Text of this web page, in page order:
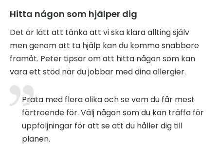
Hitta någon som hjälper dig
Det är lätt att tänka att vi ska klara allting själv
men genom att ta hjälp kan du komma snabbare
framåt. Peter tipsar om att hitta någon som kan
vara ett stöd när du jobbar med dina allergier.
Prata med flera olika och se vem du får mest
förtroende för. Välj någon som du kan träffa för
uppföljningar för att se att du håller dig till
planen.